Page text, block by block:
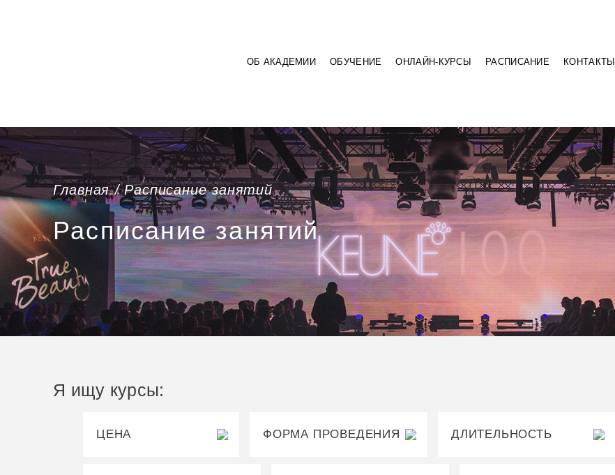
ОБ АКАДЕМИИ ОБУЧЕНИЕ ОНЛАЙН-КУРСЫ РАСПИСАНИЕ КОНТАКТЫ
Главная Расписание занятий
Расписание занятий
Я ищу курсы:
ЦЕНА ФОРМА ПРОВЕДЕНИЯ ДЛИТЕЛЬНОСТЬ